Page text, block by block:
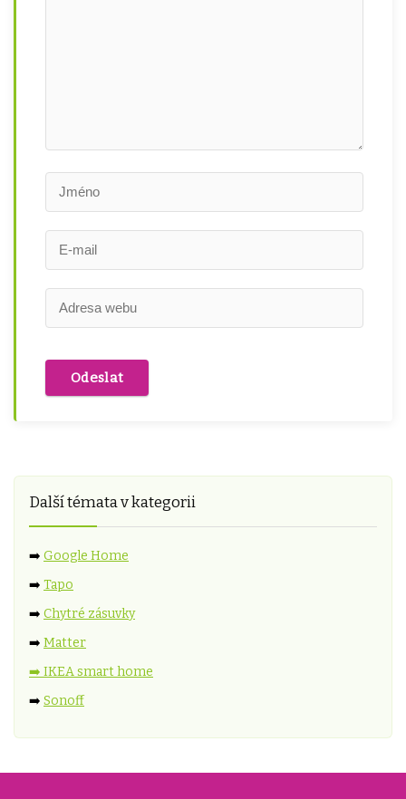
Další témata v kategorii
➡️ Google Home
➡️ Tapo
➡️ Chytré zásuvky
➡️ Matter
➡️ IKEA smart home
➡️ Sonoff